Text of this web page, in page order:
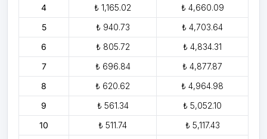
4
₺ 1,165.02
₺ 4,660.09
5
₺ 940.73
₺ 4,703.64
6
₺ 805.72
₺ 4,834.31
7
₺ 696.84
₺ 4,877.87
8
₺ 620.62
₺ 4,964.98
9
₺ 561.34
₺ 5,052.10
10
₺ 511.74
₺ 5,117.43